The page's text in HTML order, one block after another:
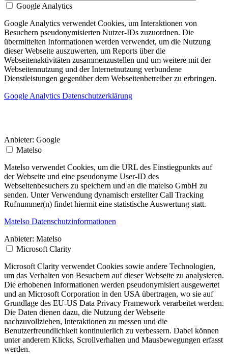
Google Analytics
Google Analytics verwendet Cookies, um Interaktionen von
Besuchern pseudonymisierten Nutzer-IDs zuzuordnen. Die
übermittelten Informationen werden verwendet, um die Nutzung
dieser Webseite auszuwerten, um Reports über die
Webseitenaktivitäten zusammenzustellen und um weitere mit der
Webseitennutzung und der Internetnutzung verbundene
Dienstleistungen gegenüber dem Webseitenbetreiber zu erbringen.
Google Analytics Datenschutzerklärung
Anbieter: Google
Matelso
Matelso verwendet Cookies, um die URL des Einstiegpunkts auf
der Webseite und eine pseudonyme User-ID des
Webseitenbesuchers zu speichern und an die matelso GmbH zu
senden. Unter Verwendung dynamisch erstellter Call Tracking
Rufnummer(n) findet hiermit eine statistische Auswertung statt.
Matelso Datenschutzinformationen
Anbieter: Matelso
Microsoft Clarity
Microsoft Clarity verwendet Cookies sowie andere Technologien,
um das Verhalten von Besuchern auf dieser Webseite zu analysieren.
Die erhobenen Informationen werden pseudonymisiert ausgewertet
und an Microsoft Corporation in den USA übertragen, wo sie auf
Grundlage des EU-US Data Privacy Framework verarbeitet werden.
Die Daten dienen dazu, die Nutzung der Webseite
nachzuvollziehen, Interaktionen zu messen und die
Benutzerfreundlichkeit kontinuierlich zu verbessern. Dabei können
unter anderem Klicks, Scrollverhalten und Mausbewegungen erfasst
werden.